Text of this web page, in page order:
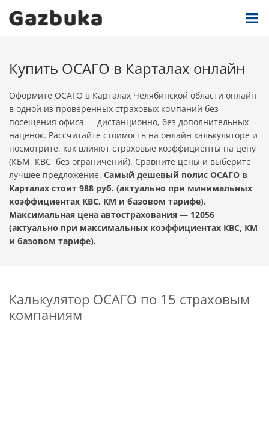
Купить ОСАГО в Карталах онлайн
Оформите ОСАГО в Карталах Челябинской области онлайн
в одной из проверенных страховых компаний без
посещения офиса — дистанционно, без дополнительных
наценок. Рассчитайте стоимость на онлайн калькуляторе и
посмотрите, как влияют страховые коэффициенты на цену
(КБМ, КВС, без ограничений). Сравните цены и выберите
лучшее предложение. Самый дешевый полис ОСАГО в
Карталах стоит 988 руб. (актуально при минимальных
коэффициентах КВС, КМ и базовом тарифе).
Максимальная цена автострахования — 12056
(актуально при максимальных коэффициентах КВС, КМ
и базовом тарифе).
Калькулятор ОСАГО по 15 страховым
компаниям